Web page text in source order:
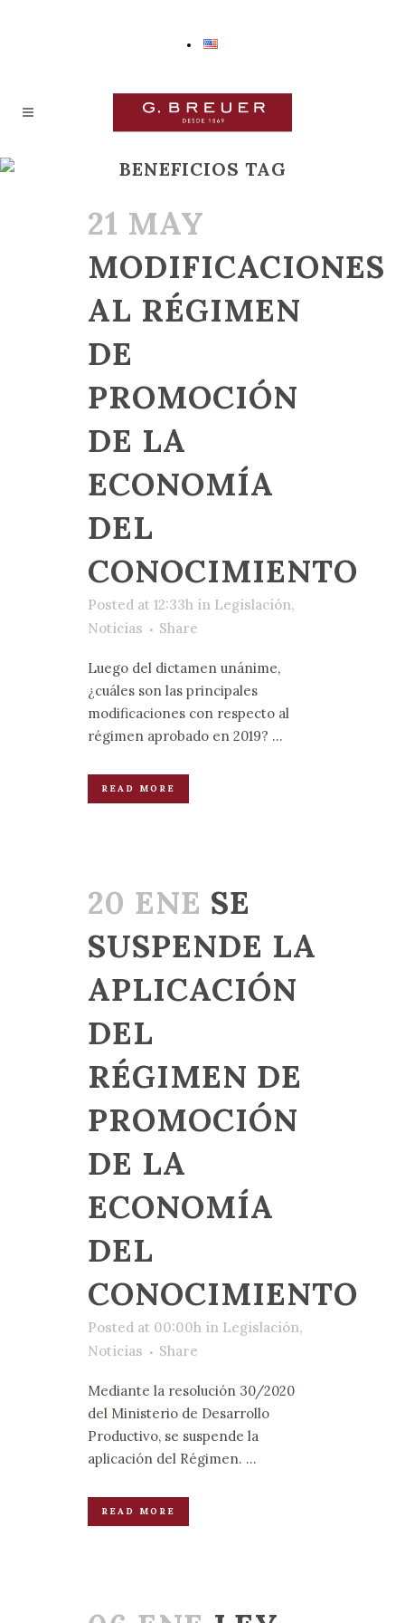
BENEFICIOS TAG
21 MAY
MODIFICACIONES
AL RÉGIMEN
DE
PROMOCIÓN
DE LA
ECONOMÍA
DEL
CONOCIMIENTO
Posted at 12:33h in Legislación,
Noticias
Share
Luego del dictamen unánime,
¿cuáles son las principales
modificaciones con respecto al
régimen aprobado en 2019? ...
READ MORE
20 ENE SE
SUSPENDE LA
APLICACIÓN
DEL
RÉGIMEN DE
PROMOCIÓN
DE LA
ECONOMÍA
DEL
CONOCIMIENTO
Posted at 00:00h in Legislación,
Noticias
Share
Mediante la resolución 30/2020
del Ministerio de Desarrollo
Productivo, se suspende la
aplicación del Régimen. ...
READ MORE